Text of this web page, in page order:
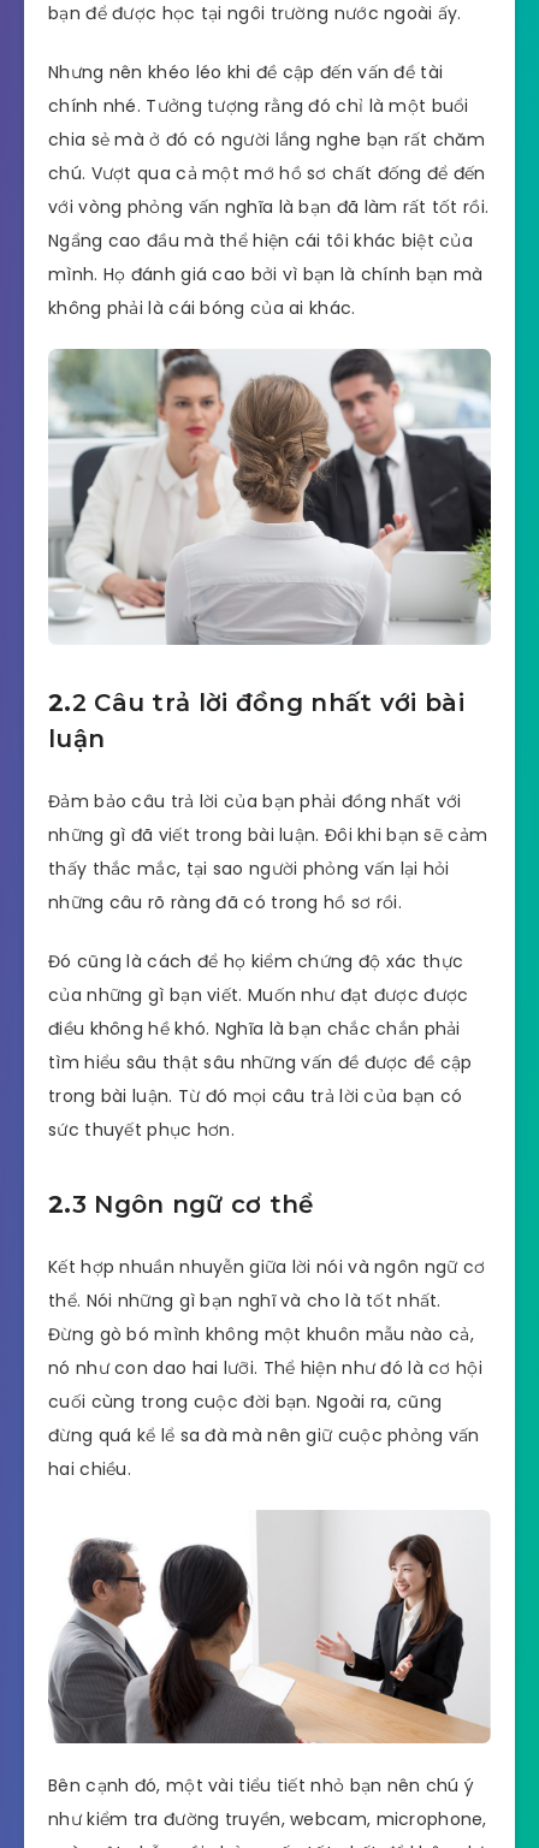
bạn để được học tại ngôi trường nước ngoài ấy.
Nhưng nên khéo léo khi đề cập đến vấn đề tài
chính nhé. Tưởng tượng rằng đó chỉ là một buổi
chia sẻ mà ở đó có người lắng nghe bạn rất chăm
chú. Vượt qua cả một mớ hồ sơ chất đống để đến
với vòng phỏng vấn nghĩa là bạn đã làm rất tốt rồi.
Ngẩng cao đầu mà thể hiện cái tôi khác biệt của
mình. Họ đánh giá cao bởi vì bạn là chính bạn mà
không phải là cái bóng của ai khác.
2.2 Câu trả lời đồng nhất với bài
luận
Đảm bảo câu trả lời của bạn phải đồng nhất với
những gì đã viết trong bài luận. Đôi khi bạn sẽ cảm
thấy thắc mắc, tại sao người phỏng vấn lại hỏi
những câu rõ ràng đã có trong hồ sơ rồi.
Đó cũng là cách để họ kiểm chứng độ xác thực
của những gì bạn viết. Muốn như đạt được được
điều không hề khó. Nghĩa là bạn chắc chắn phải
tìm hiểu sâu thật sâu những vấn đề được đề cập
trong bài luận. Từ đó mọi câu trả lời của bạn có
sức thuyết phục hơn.
2.3 Ngôn ngữ cơ thể
Kết hợp nhuần nhuyễn giữa lời nói và ngôn ngữ cơ
thể. Nói những gì bạn nghĩ và cho là tốt nhất.
Đừng gò bó mình không một khuôn mẫu nào cả,
nó như con dao hai lưỡi. Thể hiện như đó là cơ hội
cuối cùng trong cuộc đời bạn. Ngoài ra, cũng
đừng quá kể lể sa đà mà nên giữ cuộc phỏng vấn
hai chiều.
Bên cạnh đó, một vài tiểu tiết nhỏ bạn nên chú ý
như kiểm tra đường truyền, webcam, microphone,